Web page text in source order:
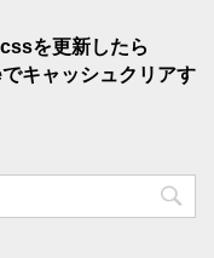
を更新したら
キャッシュクリアす